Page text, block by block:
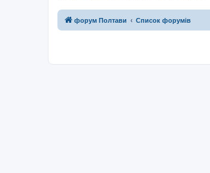
форум Полтави Список форумів